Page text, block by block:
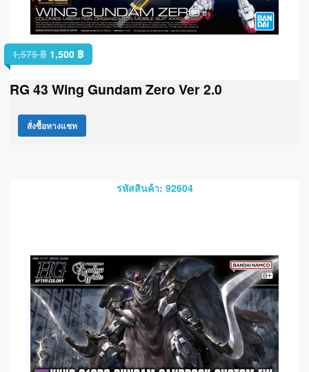
1,575฿ 1,500 ฿
RG 43 Wing Gundam Zero Ver 2.0
สั่งซื้อทางแชท
รหัสสินค้า: 92604